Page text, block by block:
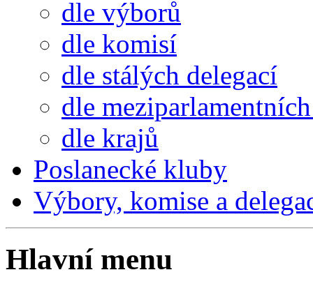
dle výborů
dle komisí
dle stálých delegací
dle
dle krajů
Poslanecké kluby
Výbory, komise a
Hlavní menu